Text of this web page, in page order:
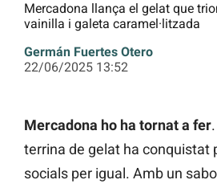
Mercadona llança el gelat que
vainilla i galeta caramel·litzada
Germán Fuertes Otero
22/06/2025 13:52
Mercadona ho ha tornat a fer
terrina de gelat ha conquistat
socials per igual. Amb un